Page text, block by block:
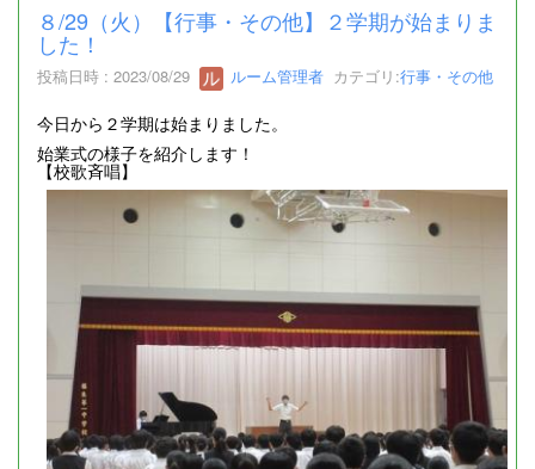
８/29（火）【行事・その他】２学期が始まりま
した！
投稿日時 : 2023/08/29 ルーム管理者 カテゴリ:行事・その他
今日から２学期は始まりました。
始業式の様子を紹介します！
【校歌斉唱】